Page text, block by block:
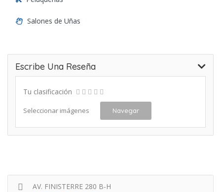
Salones de Uñas
Escribe Una Reseña
Tu clasificación
Seleccionar imágenes Navegar
AV. FINISTERRE 280 B-H